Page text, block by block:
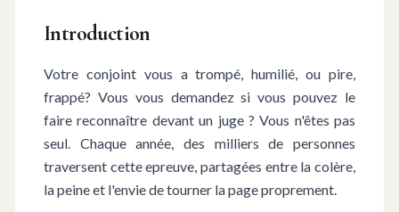
Introduction
Votre conjoint vous a trompé, humilié, ou pire,
frappé? Vous vous demandez si vous pouvez le
faire reconnaître devant un juge ? Vous n'êtes pas
seul. Chaque année, des milliers de personnes
traversent cette epreuve, partagées entre la colère,
la peine et l'envie de tourner la page proprement.